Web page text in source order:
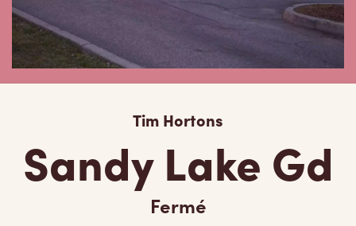
Tim Hortons
Sandy Lake Gd
Fermé